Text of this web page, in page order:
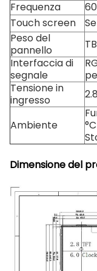
Frequenza
Touch screen
Peso del
pannello
Interfaccia di
segnale
Tensione in
ingresso
Ambiente
Dimensione del